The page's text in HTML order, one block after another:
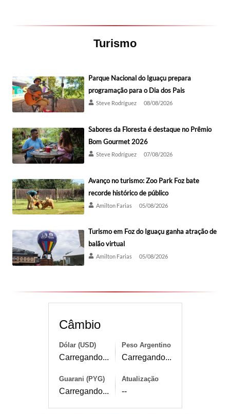
Turismo
Parque Nacional do Iguaçu prepara
programação para o Dia dos Pais
Steve Rodríguez 08/08/2026
Sabores da Floresta é destaque no Prêmio
Bom Gourmet 2026
Steve Rodríguez 07/08/2026
Avanço no turismo: Zoo Park Foz bate
recorde histórico de público
Amilton Farias 05/08/2026
Turismo em Foz do Iguaçu ganha atração de
balão virtual
Amilton Farias 05/08/2026
Câmbio
Dólar (USD)
Carregando...
Peso Argentino
Carregando...
Guarani (PYG)
Carregando...
Atualização
--